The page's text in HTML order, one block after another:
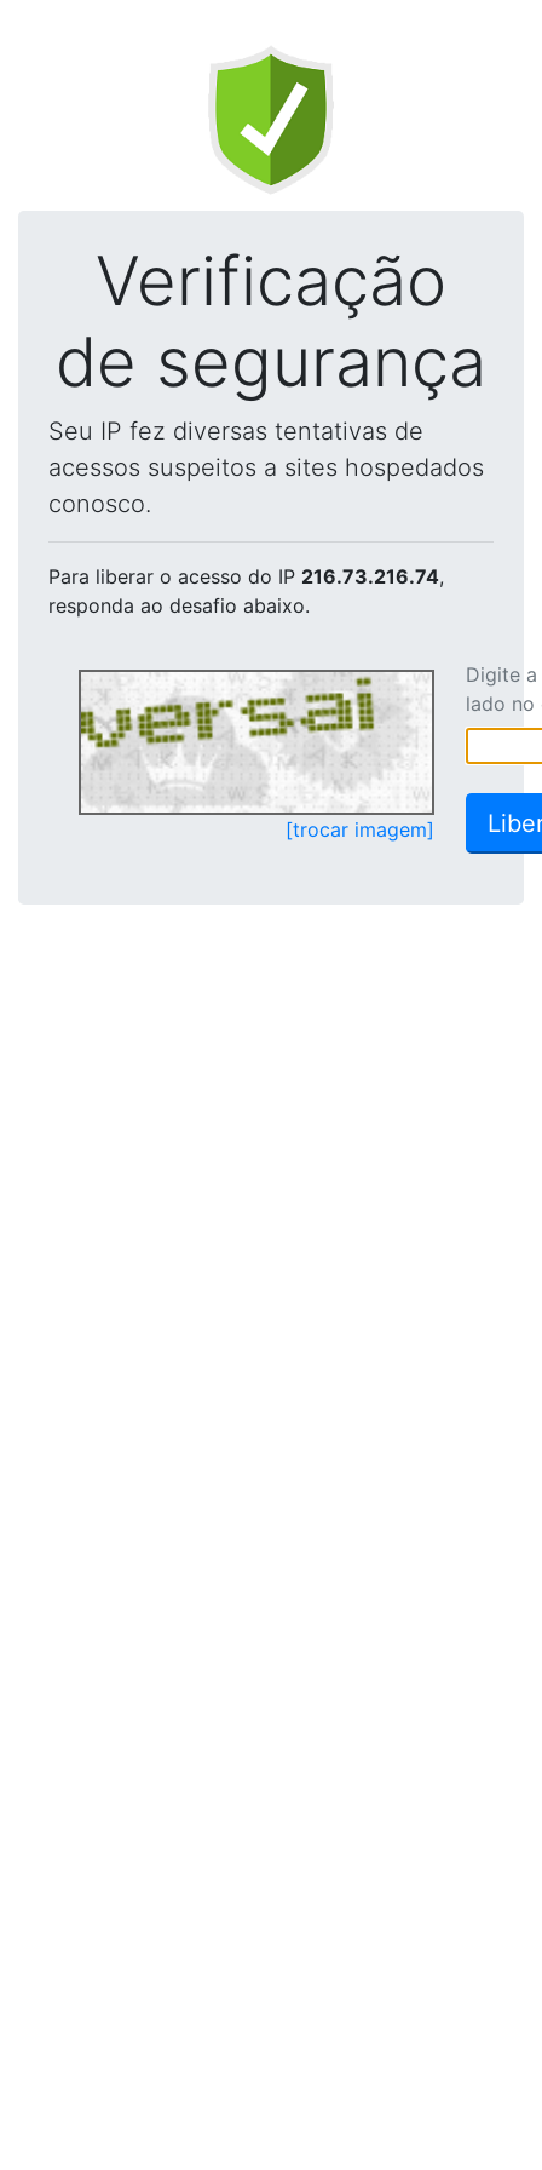
Verificação
de segurança
Seu IP fez diversas tentativas de
acessos suspeitos a sites hospedados
conosco.
Para liberar o acesso do IP 216.73.216.74,
responda ao desafio abaixo.
[trocar imagem]
Digite
lado no